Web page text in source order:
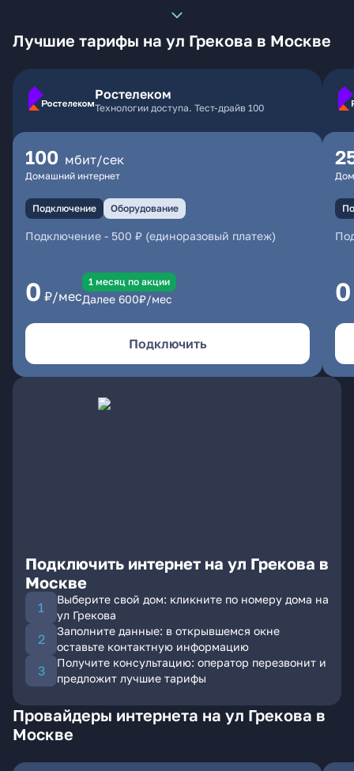
Лучшие тарифы на ул Грекова в Москве
Ростелеком
Технологии доступа. Тест-драйв 100
100 мбит/сек
Домашний интернет
Подключение Оборудование
Подключение - 500 ₽ (единоразовый платеж)
0 ₽/мес
1 месяц по акции
Далее 600₽/мес
Подключить
0
Подключить интернет на ул Грекова в
Москве
Выберите свой дом: кликните по номеру дома на
ул Грекова
Заполните данные: в открывшемся окне
оставьте контактную информацию
Получите консультацию: оператор перезвонит и
предложит лучшие тарифы
Провайдеры интернета на ул Грекова в
Москве